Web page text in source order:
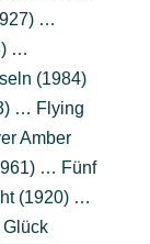
…
…
(1984)
… Flying
Amber
… Fünf
(1920) …